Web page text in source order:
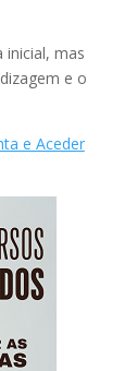
inicial, mas
e o
e Aceder